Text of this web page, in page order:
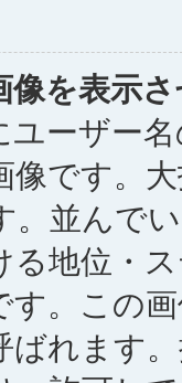
像を表示
ユーザー
像です。
。並んで
る地位・
す。この
ばれます